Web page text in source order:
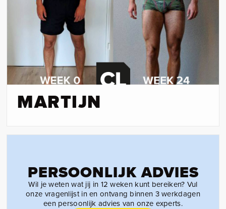
MARTIJN
PERSOONLIJK ADVIES
Wil je weten wat jij in 12 weken kunt bereiken? Vul
onze vragenlijst in en ontvang binnen 3 werkdagen
een persoonlijk advies van onze experts.